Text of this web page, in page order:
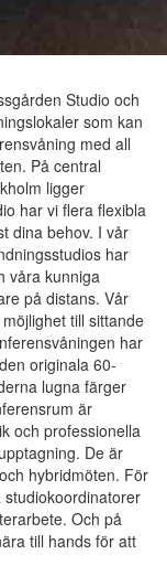
Studio och
som kan
med all
På central
ligger
har vi flera flexibla
dina behov. I vår
har
våra kunniga
på distans. Vår
till sittande
har
originala 60-
lugna färger
är
och professionella
De är
hybridmöten. För
Och på
till hands för att